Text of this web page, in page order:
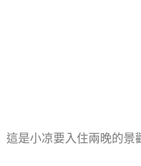
這是小凉要入住兩晚的景